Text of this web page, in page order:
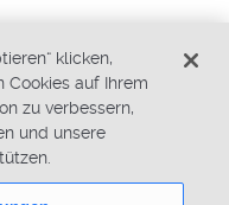
klicken,
Cookies auf Ihrem
zu verbessern,
und unsere